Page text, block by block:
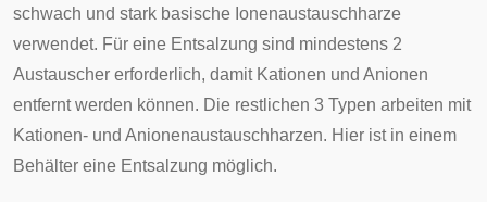
schwach und stark basische Ionenaustauschharze
verwendet. Für eine Entsalzung sind mindestens 2
Austauscher erforderlich, damit Kationen und Anionen
entfernt werden können. Die restlichen 3 Typen arbeiten mit
Kationen- und Anionenaustauschharzen. Hier ist in einem
Behälter eine Entsalzung möglich.